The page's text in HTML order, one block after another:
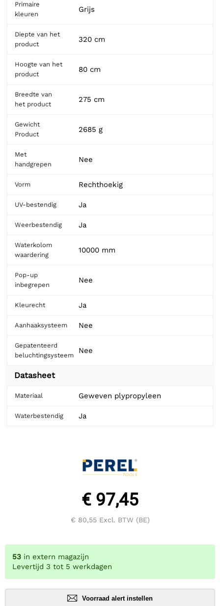
Primaire
kleuren
Grijs
Diepte van het
product
320 cm
Hoogte van het
product
80 cm
Breedte van
het product
275 cm
Gewicht
Product
2685 g
Met
handgrepen
Nee
Vorm Rechthoekig
UV-bestendig Ja
Weerbestendig Ja
Waterkolom
waardering
10000 mm
Pop-up
inbegrepen
Nee
Kleurecht Ja
Aanhaaksysteem Nee
Gepatenteerd
beluchtingsysteem
Nee
Datasheet
Materiaal Geweven plypropyleen
Waterbestendig Ja
€ 97,45
€ 80,55Excl. BTW (BE)
53 in extern magazijn
Levertijd 3 tot 5 werkdagen
Voorraad alert instellen